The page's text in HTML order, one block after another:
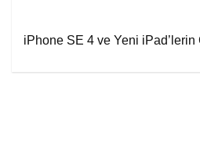
iPhone SE 4 ve Yeni iPad’lerin